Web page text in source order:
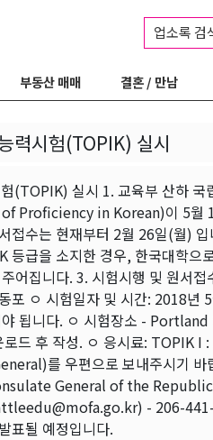
업소록 검
부동산 매매 결혼 / 만남
력시험(TOPIK) 실시
(TOPIK) 실시 1. 교육부 산하
of Proficiency in Korean)이 5
접수는 현재부터 2월 26일(월)
등급을 소지한 경우, 한국대학
어집니다. 3. 시험시행 및 원서
포 ㅇ 시험일자 및 시간:
됩니다. ㅇ 시험장소 -
드 후 작성. ㅇ 응시료: TOPIK
를 우편으로 보내주시기
General of the
- 206-
표될 예정입니다.